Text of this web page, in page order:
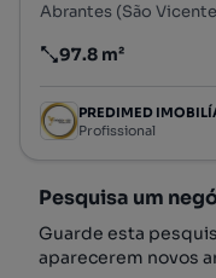
Preço por metro
97.8 m²
PREDIMED
Profissional
Pesquisa um
Guarde esta
aparecerem novos